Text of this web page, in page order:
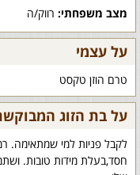
מצב משפחתי: רווק/ה
על עצמי
טרם הוזן טקסט
על בת הזוג
לקבל פניות למי שמתאימה.
חסד,בעלת מידות טובות.